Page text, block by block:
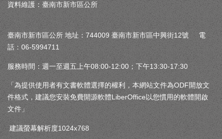
資料維護：臺南市新市區公所
臺南市新市區公所 地址：744009 臺南市新市區中興街12號 電
話：06-5994711
服務時間：週一至週五上午08:00-12:00；下午13:30-17:30
「為提供使用者有文書軟體選擇的權利，本網站文件為ODF開放文
件格式，建議您安裝免費開源軟體LiberOffice以您慣用的軟體開啟
文件」
建議螢幕解析度1024x768